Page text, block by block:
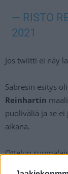
— RISTO
2021
Jos twiitti ei näy
Sabresin esitys
Reinhartin
puoliväliä ja se
aikana.
Ottelun